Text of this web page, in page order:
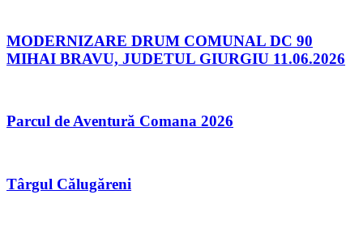
MODERNIZARE DRUM COMUNAL DC 90
MIHAI BRAVU, JUDETUL GIURGIU 11.06.2026
Parcul de Aventură Comana 2026
Târgul Călugăreni